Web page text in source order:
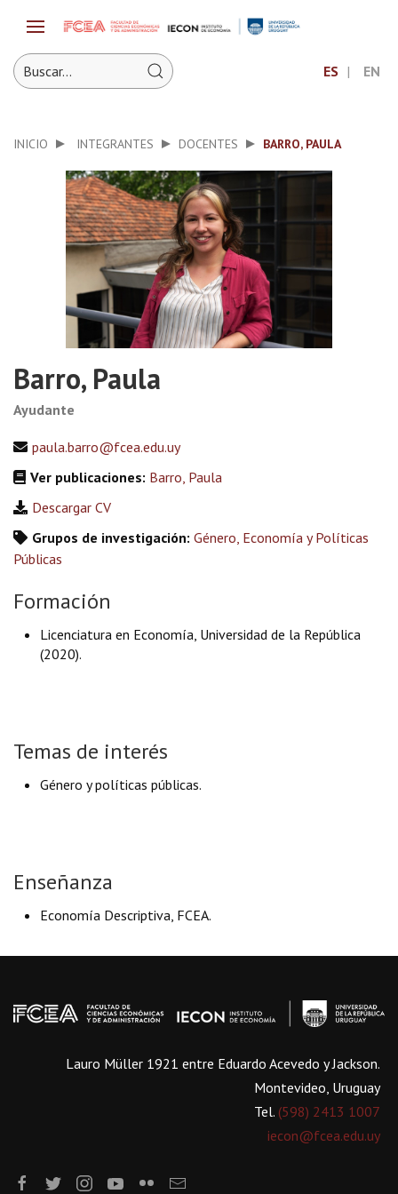
ES EN
INICIO INTEGRANTES DOCENTES BARRO, PAULA
Barro, Paula
Ayudante
paula.barro@fcea.edu.uy
Ver publicaciones: Barro, Paula
Descargar CV
Grupos de investigación: Género, Economía y Políticas
Públicas
Formación
Licenciatura en Economía, Universidad de la República
(2020).
Temas de interés
Género y políticas públicas.
Enseñanza
Economía Descriptiva, FCEA.
Lauro Müller 1921 entre Eduardo Acevedo y Jackson.
Montevideo, Uruguay
Tel. (598) 2413 1007
iecon@fcea.edu.uy